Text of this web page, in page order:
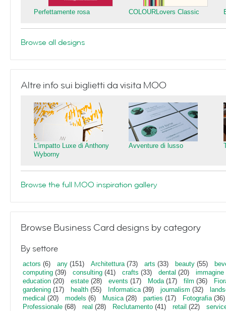
Perfettamente rosa COLOURLovers Classic
Browse all designs
Altre info sui biglietti da visita MOO
L'impatto Luxe di Anthony
Wyborny
Avventure di lusso
Browse the full MOO inspiration gallery
Browse Business Card designs by category
By settore
actors (6) any (151) Architettura(73) arts (33) beauty (55)
computing (39) consulting (41) crafts (33) dental (20) immagine
education (20) estate (28) events (17) Moda(17) film (36)
gardening (17) health (55) Informatica(39) journalism (32)
medical (20) models (6) Musica (28) parties (17) Fotografia(36)
Professionale (68) real (28) Reclutamento (41) retail (22)